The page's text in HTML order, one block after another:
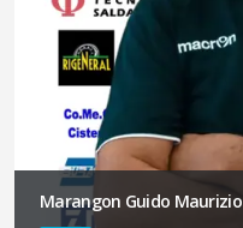
Marangon Guido Maurizio